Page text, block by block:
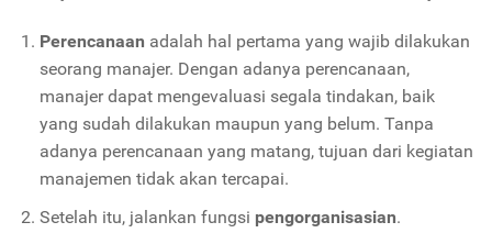
Perencanaan adalah hal pertama yang wajib dilakukan
seorang manajer. Dengan adanya perencanaan,
manajer dapat mengevaluasi segala tindakan, baik
yang sudah dilakukan maupun yang belum. Tanpa
adanya perencanaan yang matang, tujuan dari kegiatan
manajemen tidak akan tercapai.
Setelah itu, jalankan fungsi pengorganisasian.